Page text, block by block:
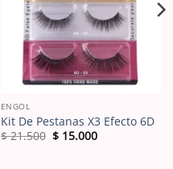
ENGOL
Kit De Pestanas X3 Efecto 6D
$21.500 El
$15.000El